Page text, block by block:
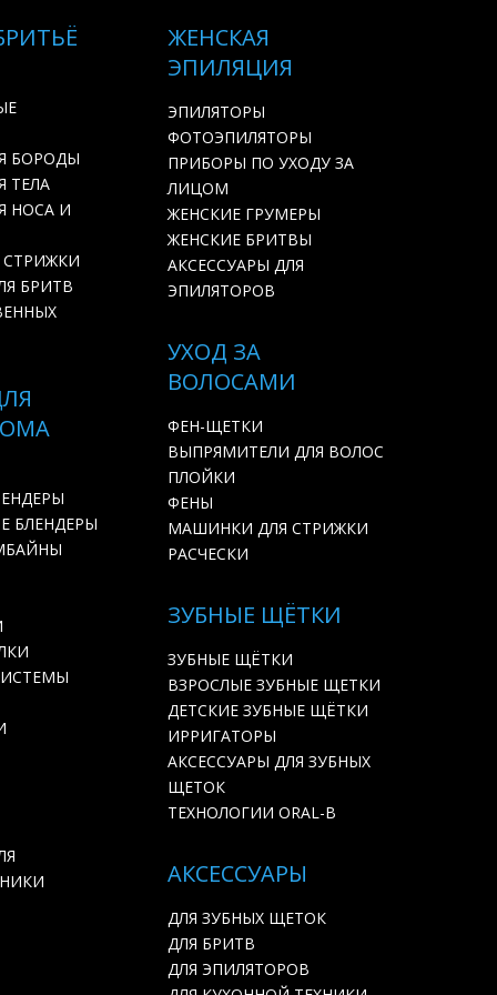
БОРОДЫ
ТЕЛА
НОСА И
БРИТВ
ЖЕНСКАЯ
ЭПИЛЯЦИЯ
ЭПИЛЯТОРЫ
ФОТОЭПИЛЯТОРЫ
ПРИБОРЫ ПО УХОДУ ЗА
ЛИЦОМ
ЖЕНСКИЕ ГРУМЕРЫ
ЖЕНСКИЕ БРИТВЫ
АКСЕССУАРЫ ДЛЯ
ЭПИЛЯТОРОВ
УХОД ЗА
ВОЛОСАМИ
ФЕН-ЩЕТКИ
ВЫПРЯМИТЕЛИ ДЛЯ ВОЛОС
ПЛОЙКИ
ФЕНЫ
МАШИНКИ ДЛЯ СТРИЖКИ
РАСЧЕСКИ
БЛЕНДЕРЫ
ЗУБНЫЕ ЩЁТКИ
ЗУБНЫЕ ЩЁТКИ
ВЗРОСЛЫЕ ЗУБНЫЕ ЩЕТКИ
ДЕТСКИЕ ЗУБНЫЕ ЩЁТКИ
ИРРИГАТОРЫ
АКСЕССУАРЫ ДЛЯ ЗУБНЫХ
ЩЕТОК
ТЕХНОЛОГИИ ORAL-B
АКСЕССУАРЫ
ДЛЯ ЗУБНЫХ ЩЕТОК
ДЛЯ БРИТВ
ДЛЯ ЭПИЛЯТОРОВ